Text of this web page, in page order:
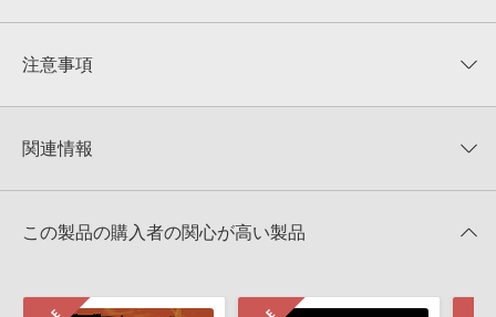
1音ごとの試聴はこちら
★★★★★
★5
★4
★1
注意事項
4GBを超えるデータに関するご注意：
KONTAKTフォーマットについて：本製品のKONTAKTフォーマットは、製品版
も対応しておりません。
関連情報
MID YEAR SALE！
この製品の購入者の関心が高い製品